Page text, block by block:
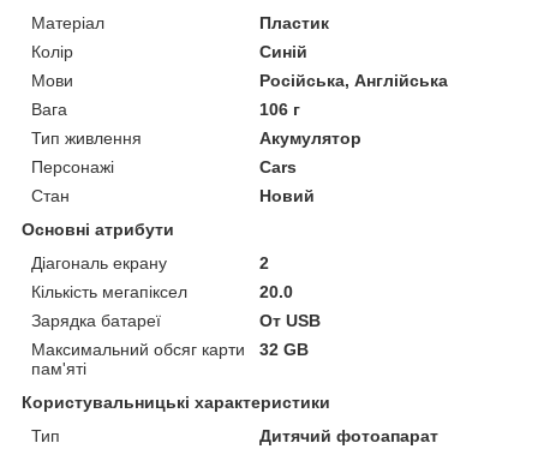
Матеріал
Пластик
Колір
Синій
Мови
Російська, Англійська
Вага
106 г
Тип живлення
Акумулятор
Персонажі
Cars
Стан
Новий
Основні атрибути
Діагональ екрану
2
Кількість мегапіксел
20.0
Зарядка батареї
От USB
Максимальний обсяг карти
пам'яті
32 GB
Користувальницькі характеристики
Тип
Дитячий фотоапарат